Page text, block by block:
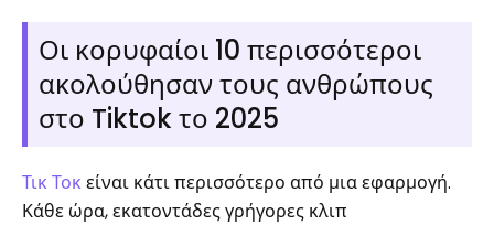
Οι κορυφαίοι 10 περισσότεροι
ακολούθησαν τους ανθρώπους
στο Tiktok το 2025
Τικ Τοκ είναι κάτι περισσότερο από μια εφαρμογή.
Κάθε ώρα, εκατοντάδες γρήγορες κλιπ